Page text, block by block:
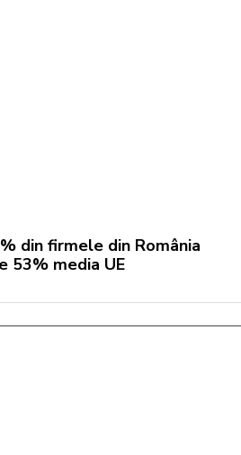
din firmele din România
53% media UE